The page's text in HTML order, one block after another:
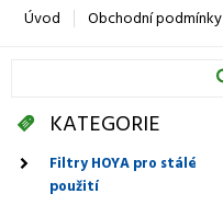
KATEGORIE
Filtry HOYA pro stálé
použití
Úvod Obchodní podmínky